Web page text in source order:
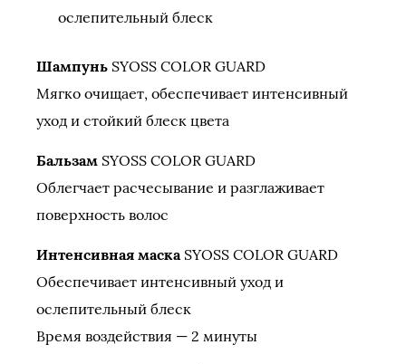
ослепительный блеск
Шампунь SYOSS COLOR GUARD
Мягко очищает, обеспечивает интенсивный
уход и стойкий блеск цвета
Бальзам SYOSS COLOR GUARD
Облегчает расчесывание и разглаживает
поверхность волос
Интенсивная маскаSYOSS COLOR GUARD
Обеспечивает интенсивный уход и
ослепительный блеск
Время воздействия — 2 минуты